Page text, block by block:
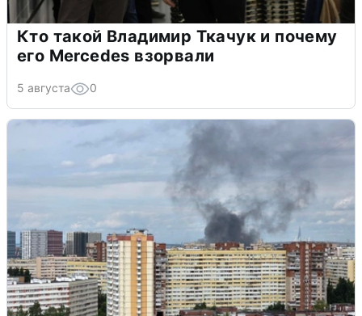
Кто такой Владимир Ткачук и почему
его Mercedes взорвали
5 августа 0